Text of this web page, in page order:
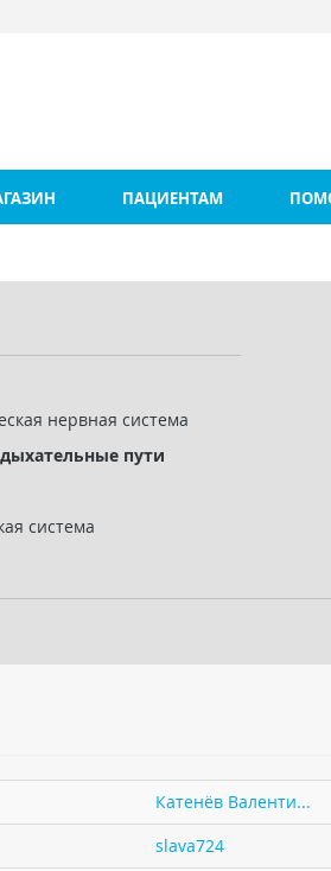
ПАЦИЕНТАМ
нервная система
пути
система
Катенёв Валенти...
slava724